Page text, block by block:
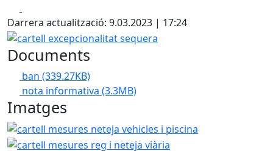
Darrera actualització: 9.03.2023 | 17:24
cartell excepcionalitat sequera
Documents
ban (339.27KB)
nota informativa (3.3MB)
Imatges
cartell mesures neteja vehicles i piscina